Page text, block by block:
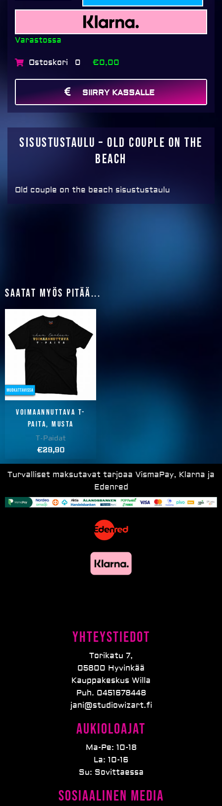
Varastossa
Ostoskori 0 €0,00
SIIRRY KASSALLE
Sisustustaulu – Old couple on the
beach
Old couple on the beach sisustustaulu
Saatat myös pitää...
Voimaannuttava T-
paita, musta
T-Paidat
€29,90
Turvalliset maksutavat tarjoaa VismaPay, Klarna ja
Edenred
Yhteystiedot
Torikatu 7,
05800 Hyvinkää
Kauppakeskus Willa
Puh. 0451678448
jani@studiowizart.fi
Aukioloajat
Ma-Pe: 10-18
La: 10-16
Su: Sovittaessa
Sosiaalinen media